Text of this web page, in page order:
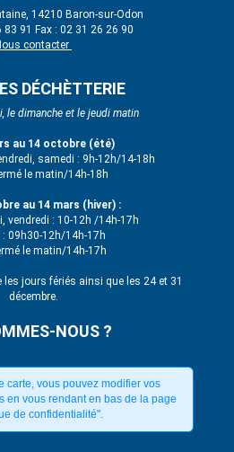
14210 Baron-sur-Odon
83 91 Fax : 02 31 26 26 90
contacter
DÉCHÈTTERIE
le dimanche et le jeudi matin
au 14 octobre (été)
samedi : 9h-12h/14-18h
le matin/14h-18h
au 14 mars (hiver) :
vendredi : 10-12h /14h-17h
09h30-12h/14h-17h
le matin/14h-17h
les jours fériés ainsi que les 24 et 31
décembre.
NOUS ?
carte, vous pouvez modifier vos
en vous rendant en bas de la page
de confidentialité".